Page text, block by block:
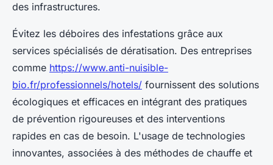
des infrastructures.
Évitez les déboires des infestations grâce aux
services spécialisés de dératisation. Des entreprises
comme https://www.anti-nuisible-
bio.fr/professionnels/hotels/ fournissent des solutions
écologiques et efficaces en intégrant des pratiques
de prévention rigoureuses et des interventions
rapides en cas de besoin. L'usage de technologies
innovantes, associées à des méthodes de chauffe et